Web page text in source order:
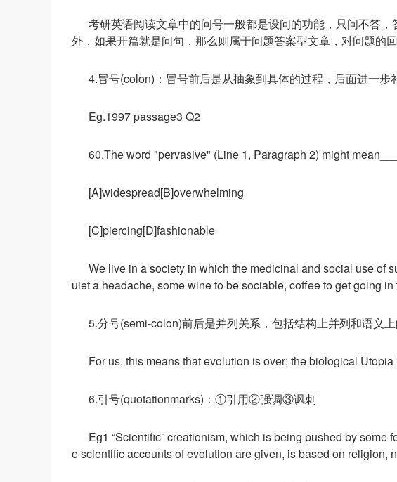
考研英语阅读文章中的问号一般都是设问的功能，只问不答
外，如果开篇就是问句，那么则属于问题答案型文章，对问题的回
4.冒号(colon)：冒号前后是从抽象到具体的过程，后面进一步
Eg.1997 passage3 Q2
60.The word "pervasive" (Line 1, Paragraph 2) might
[A]widespread[B]overwhelming
[C]piercing[D]fashionable
We live in a society in which the medicinal and social use of
uiet a headache, some wine to be sociable, coffee to get going
5.分号(semi-colon)前后是并列关系，包括结构上并列和语义上
For us, this means that evolution is over; the biological
6.引号(quotationmarks)：①引用②强调③讽刺
Eg1 “Scientific” creationism, which is being pushed by some
e scientific accounts of evolution are given, is based on religion,